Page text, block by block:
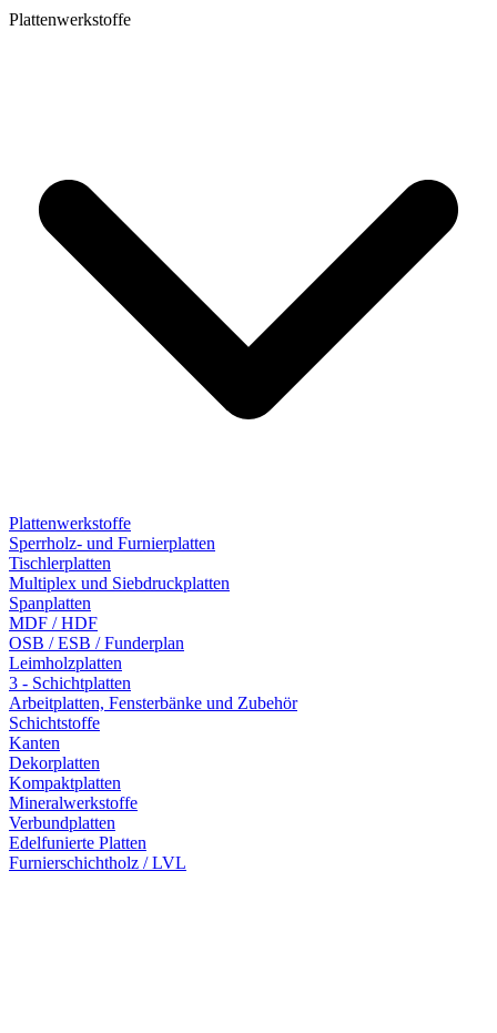
Plattenwerkstoffe
Plattenwerkstoffe
Sperrholz- und Furnierplatten
Tischlerplatten
Multiplex und Siebdruckplatten
Spanplatten
MDF / HDF
OSB / ESB / Funderplan
Leimholzplatten
3 - Schichtplatten
Arbeitplatten, Fensterbänke und Zubehör
Schichtstoffe
Kanten
Dekorplatten
Kompaktplatten
Mineralwerkstoffe
Verbundplatten
Edelfunierte Platten
Furnierschichtholz / LVL